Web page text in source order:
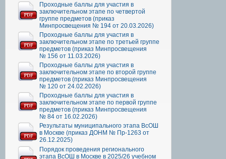
Проходные баллы для участия в
заключительном этапе по четвертой
группе предметов (приказ
Минпросвещения № 194 от 20.03.2026)
Проходные баллы для участия в
заключительном этапе по третьей группе
предметов (приказ Минпросвещения
№ 156 от 11.03.2026)
Проходные баллы для участия в
заключительном этапе по второй группе
предметов (приказ Минпросвещения
№ 120 от 24.02.2026)
Проходные баллы для участия в
заключительном этапе по первой группе
предметов (приказ Минпросвещения
№ 84 от 16.02.2026)
Результаты муниципального этапа ВсОШ
в Москве (приказ ДОНМ № Пр-1263 от
26.12.2025)
Порядок проведения регионального
этапа ВсОШ в Москве в 2025/26 учебном